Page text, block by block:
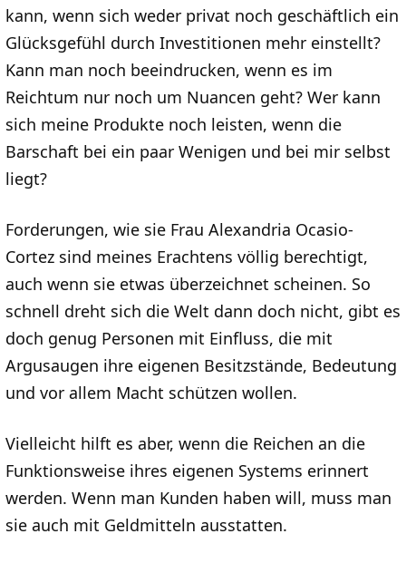
kann, wenn sich weder privat noch geschäftlich ein
Glücksgefühl durch Investitionen mehr einstellt?
Kann man noch beeindrucken, wenn es im
Reichtum nur noch um Nuancen geht? Wer kann
sich meine Produkte noch leisten, wenn die
Barschaft bei ein paar Wenigen und bei mir selbst
liegt?
Forderungen, wie sie Frau Alexandria Ocasio-
Cortez sind meines Erachtens völlig berechtigt,
auch wenn sie etwas überzeichnet scheinen. So
schnell dreht sich die Welt dann doch nicht, gibt es
doch genug Personen mit Einfluss, die mit
Argusaugen ihre eigenen Besitzstände, Bedeutung
und vor allem Macht schützen wollen.
Vielleicht hilft es aber, wenn die Reichen an die
Funktionsweise ihres eigenen Systems erinnert
werden. Wenn man Kunden haben will, muss man
sie auch mit Geldmitteln ausstatten.